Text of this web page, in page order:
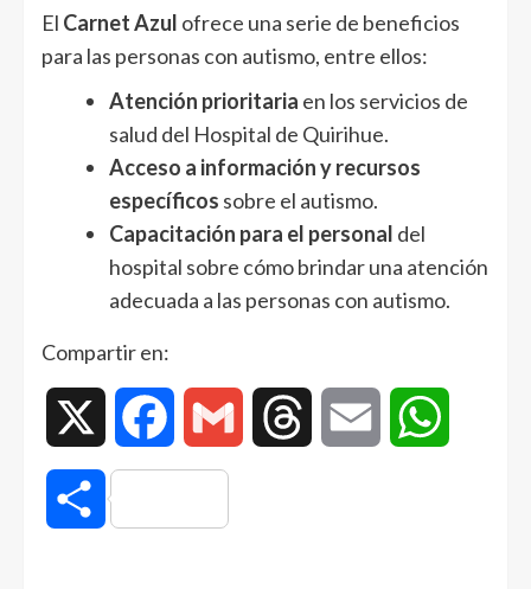
El Carnet Azul ofrece una serie de beneficios
para las personas con autismo, entre ellos:
Atención prioritaria en los servicios de
salud del Hospital de Quirihue.
Acceso a información y recursos
específicos sobre el autismo.
Capacitación para el personal del
hospital sobre cómo brindar una atención
adecuada a las personas con autismo.
Compartir en:
Facebook Gmail Threads Email
Compartir